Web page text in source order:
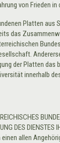
von Frieden
Platten aus
das
der Platten das
innerhalb
DES DIENSTES
allen